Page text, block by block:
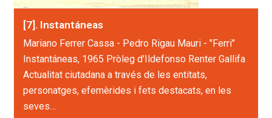
[7]. Instantáneas
Mariano Ferrer Cassa - Pedro Rigau Mauri - "Ferri"
Instantáneas, 1965 Pròleg d'Ildefonso Renter Gallifa
Actualitat ciutadana a través de les entitats,
personatges, efemèrides i fets destacats, en les
seves…